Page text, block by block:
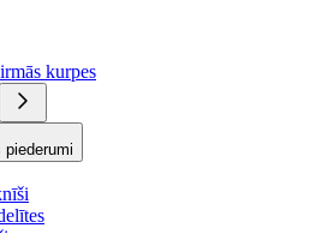
kurpes
piederumi